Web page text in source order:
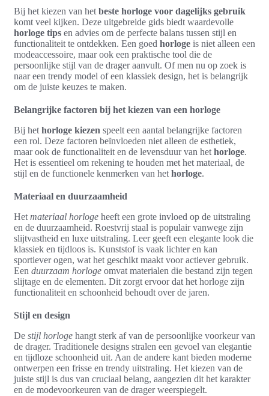
Bij het kiezen van het beste horloge voor dagelijks gebruik
komt veel kijken. Deze uitgebreide gids biedt waardevolle
horloge tips en advies om de perfecte balans tussen stijl en
functionaliteit te ontdekken. Een goed horloge is niet alleen een
modeaccessoire, maar ook een praktische tool die de
persoonlijke stijl van de drager aanvult. Of men nu op zoek is
naar een trendy model of een klassiek design, het is belangrijk
om de juiste keuzes te maken.
Belangrijke factoren bij het kiezen van een horloge
Bij het horloge kiezen speelt een aantal belangrijke factoren
een rol. Deze factoren beïnvloeden niet alleen de esthetiek,
maar ook de functionaliteit en de levensduur van het horloge.
Het is essentieel om rekening te houden met het materiaal, de
stijl en de functionele kenmerken van het horloge.
Materiaal en duurzaamheid
Het materiaal horloge heeft een grote invloed op de uitstraling
en de duurzaamheid. Roestvrij staal is populair vanwege zijn
slijtvastheid en luxe uitstraling. Leer geeft een elegante look die
klassiek en tijdloos is. Kunststof is vaak lichter en kan
sportiever ogen, wat het geschikt maakt voor actiever gebruik.
Een duurzaam horloge omvat materialen die bestand zijn tegen
slijtage en de elementen. Dit zorgt ervoor dat het horloge zijn
functionaliteit en schoonheid behoudt over de jaren.
Stijl en design
De stijl horloge hangt sterk af van de persoonlijke voorkeur van
de drager. Traditionele designs stralen een gevoel van elegantie
en tijdloze schoonheid uit. Aan de andere kant bieden moderne
ontwerpen een frisse en trendy uitstraling. Het kiezen van de
juiste stijl is dus van cruciaal belang, aangezien dit het karakter
en de modevoorkeuren van de drager weerspiegelt.